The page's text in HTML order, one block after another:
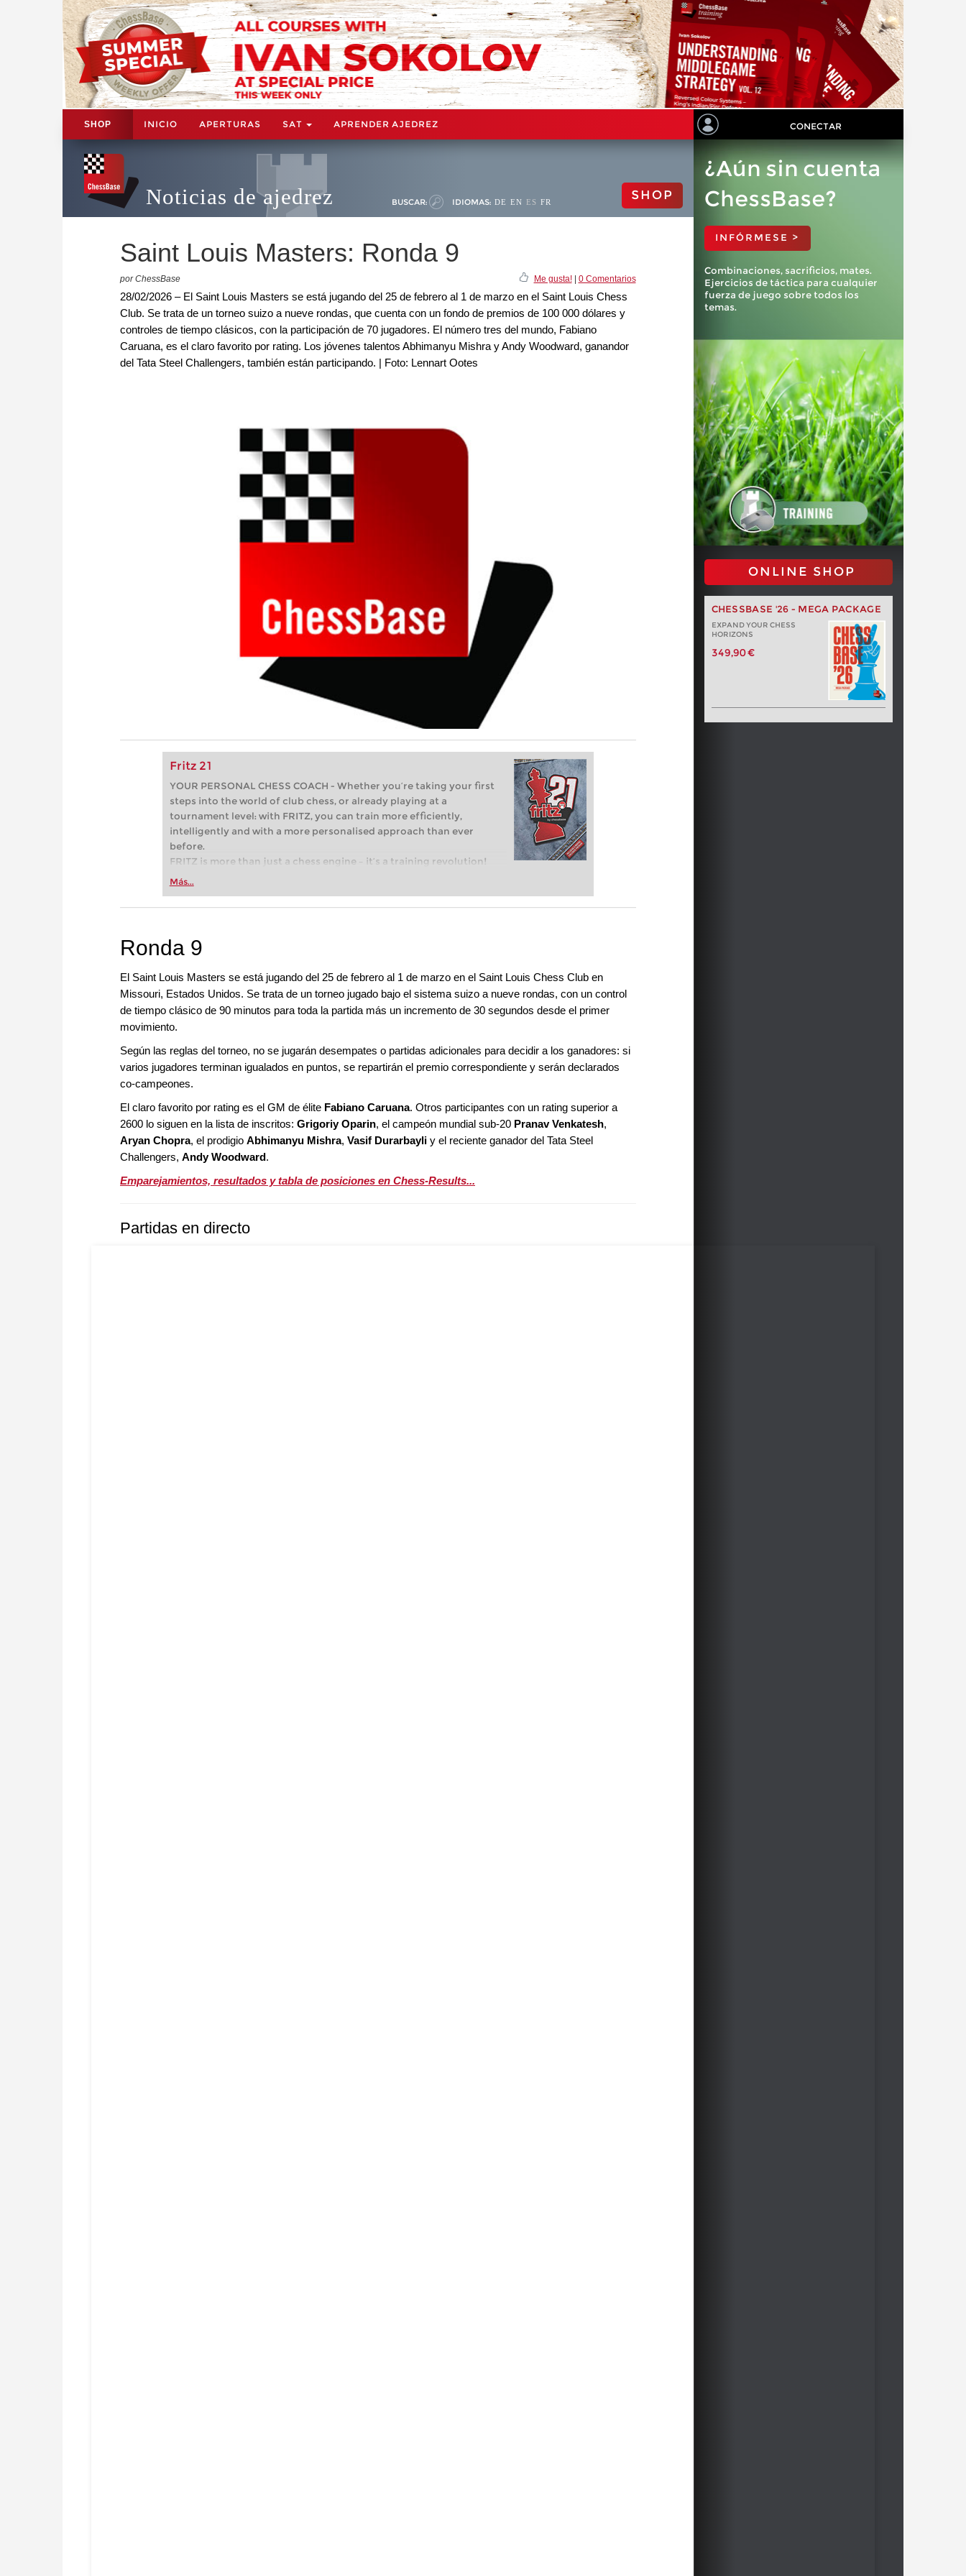
SHOP INICIO APERTURAS SAT APRENDER AJEDREZ CONECTAR
Noticias de ajedrez BUSCAR: IDIOMAS: DE EN ES FR SHOP
Saint Louis Masters: Ronda 9
por ChessBase Me gusta!| 0 Comentarios
28/02/2026 – El Saint Louis Masters se está jugando del 25 de febrero al 1 de marzo en el Saint Louis Chess
Club. Se trata de un torneo suizo a nueve rondas, que cuenta con un fondo de premios de 100 000 dólares y
controles de tiempo clásicos, con la participación de 70 jugadores. El número tres del mundo, Fabiano
Caruana, es el claro favorito por rating. Los jóvenes talentos Abhimanyu Mishra y Andy Woodward, ganandor
del Tata Steel Challengers, también están participando. | Foto: Lennart Ootes
Fritz 21
YOUR PERSONAL CHESS COACH - Whether you’re taking your first
steps into the world of club chess, or already playing at a
tournament level: with FRITZ, you can train more efficiently,
intelligently and with a more personalised approach than ever
before.
FRITZ is more than just a chess engine – it’s a training revolution!
Whether you’re taking your first steps into the world of club chess,
more efficiently, intelligently and with a more personalised
Más...
¿Aún sin cuenta
ChessBase?
INFÓRMESE >
Combinaciones, sacrificios, mates.
Ejercicios de táctica para cualquier
fuerza de juego sobre todos los
temas.
ONLINE SHOP
CHESSBASE '26 - MEGA PACKAGE
EXPAND YOUR CHESS
HORIZONS
349,90 €
Ronda 9
El Saint Louis Masters se está jugando del 25 de febrero al 1 de marzo en el Saint Louis Chess Club en
Missouri, Estados Unidos. Se trata de un torneo jugado bajo el sistema suizo a nueve rondas, con un control
de tiempo clásico de 90 minutos para toda la partida más un incremento de 30 segundos desde el primer
movimiento.
Según las reglas del torneo, no se jugarán desempates o partidas adicionales para decidir a los ganadores: si
varios jugadores terminan igualados en puntos, se repartirán el premio correspondiente y serán declarados
co-campeones.
El claro favorito por rating es el GM de élite Fabiano Caruana. Otros participantes con un rating superior a
2600 lo siguen en la lista de inscritos: Grigoriy Oparin, el campeón mundial sub-20 Pranav Venkatesh,
Aryan Chopra, el prodigio Abhimanyu Mishra, Vasif Durarbayli y el reciente ganador del Tata Steel
Challengers, Andy Woodward.
Emparejamientos, resultados y tabla de posiciones en Chess-Results...
Partidas en directo